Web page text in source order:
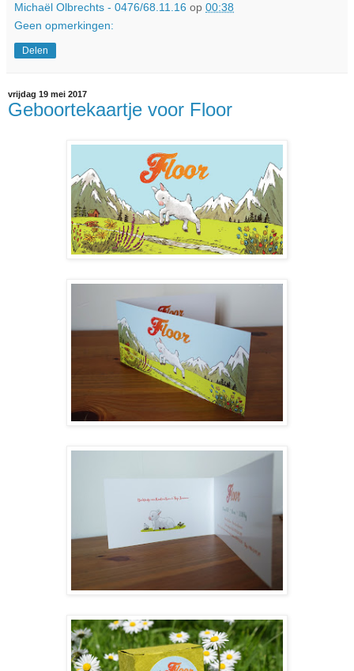
Michaël Olbrechts - 0476/68.11.16 op 00:38
Geen opmerkingen:
Delen
vrijdag 19 mei 2017
Geboortekaartje voor Floor